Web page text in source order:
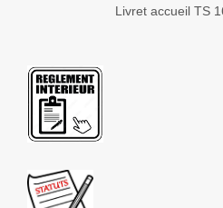
Livret accueil TS